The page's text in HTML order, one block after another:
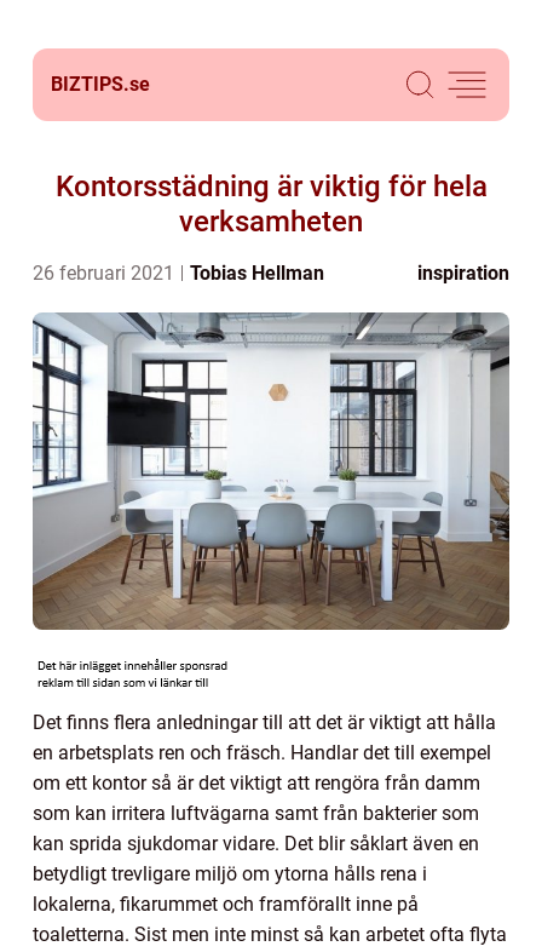
BIZTIPS.se
Kontorsstädning är viktig för hela
verksamheten
26 februari 2021 Tobias Hellman inspiration
Det finns flera anledningar till att det är viktigt att hålla
en arbetsplats ren och fräsch. Handlar det till exempel
om ett kontor så är det viktigt att rengöra från damm
som kan irritera luftvägarna samt från bakterier som
kan sprida sjukdomar vidare. Det blir såklart även en
betydligt trevligare miljö om ytorna hålls rena i
lokalerna, fikarummet och framförallt inne på
toaletterna. Sist men inte minst så kan arbetet ofta flyta